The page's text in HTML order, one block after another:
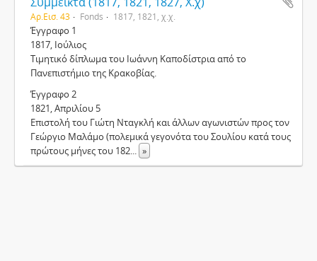
Αρ.Εισ. 43 Fonds 1817, 1821, χ.χ.
Έγγραφο 1
1817, Ιούλιος
Τιμητικό δίπλωμα του Ιωάννη Καποδίστρια από το
Πανεπιστήμιο της Κρακοβίας.
Έγγραφο 2
1821, Απριλίου 5
Επιστολή του Γιώτη Νταγκλή και άλλων αγωνιστών προς τον
Γεώργιο Μαλάμο (πολεμικά γεγονότα του Σουλίου κατά τους
πρώτους μήνες του 182... »